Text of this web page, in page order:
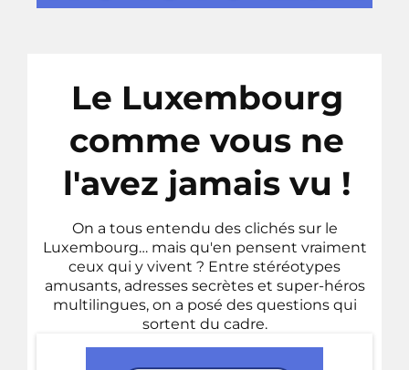
Le Luxembourg
comme vous ne
l'avez jamais vu !
On a tous entendu des clichés sur le
Luxembourg… mais qu'en pensent vraiment
ceux qui y vivent ? Entre stéréotypes
amusants, adresses secrètes et super-héros
multilingues, on a posé des questions qui
sortent du cadre.